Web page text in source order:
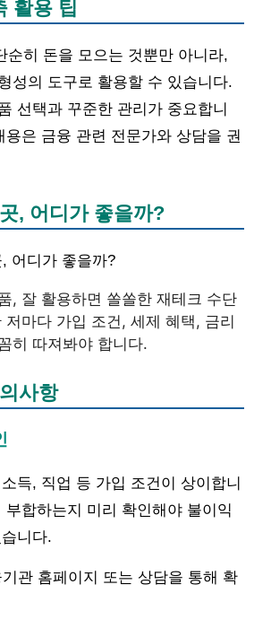
활용 팁
순히 돈을 모으는 것뿐만 아니라,
성의 도구로 활용할 수 있습니다.
선택과 꾸준한 관리가 중요합니
용은 금융 관련 전문가와 상담을 권
, 어디가 좋을까?
어디가 좋을까?
, 잘 활용하면 쏠쏠한 재테크 수단
저마다 가입 조건, 세제 혜택, 금리
히 따져봐야 합니다.
사항
득, 직업 등 가입 조건이 상이합니
부합하는지 미리 확인해야 불이익
니다.
기관 홈페이지 또는 상담을 통해 확